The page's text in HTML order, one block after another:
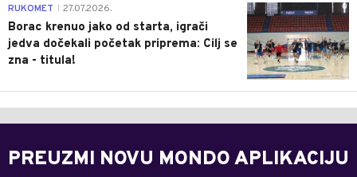
0
RUKOMET 27.07.2026.
Borac krenuo jako od starta, igrači
jedva dočekali početak priprema: Cilj se
zna - titula!
PREUZMI NOVU MONDO APLIKACIJU